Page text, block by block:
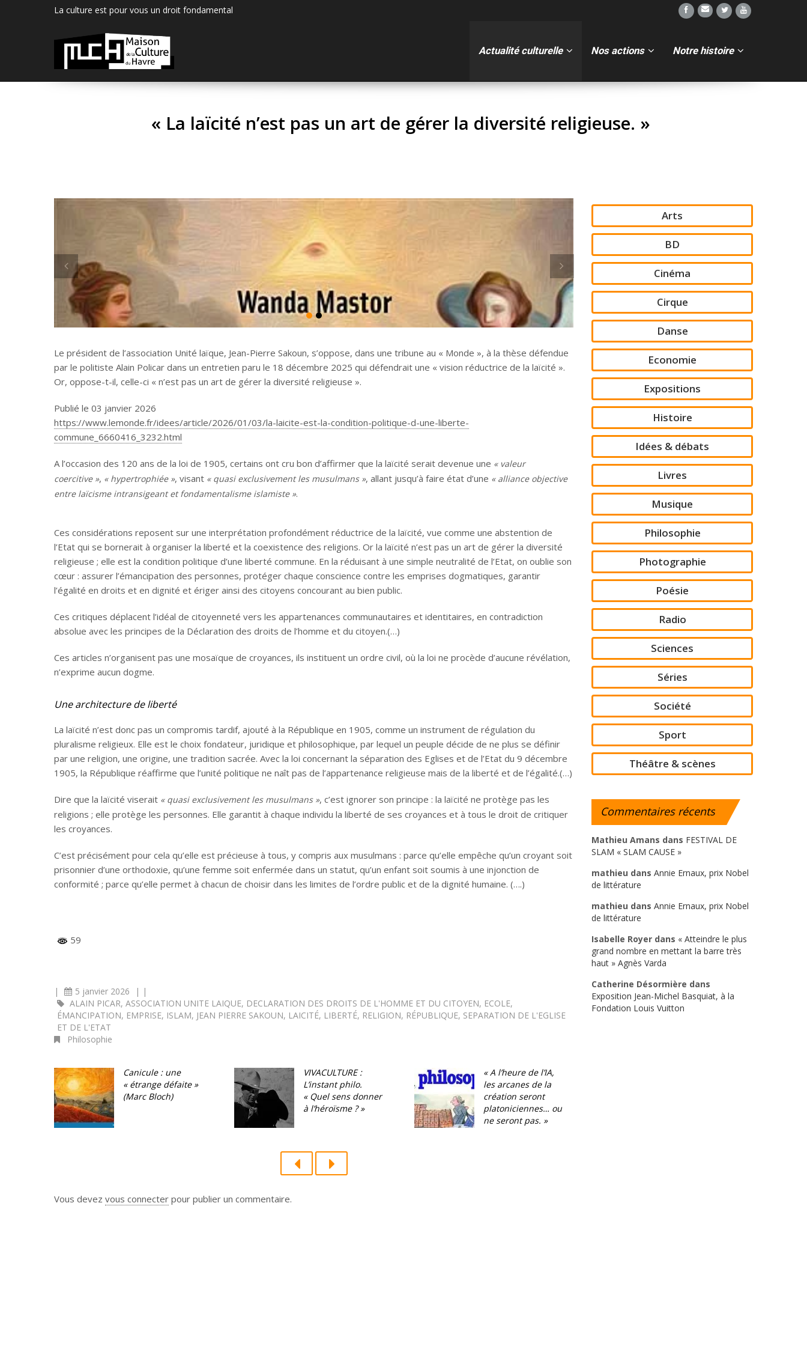
La culture est pour vous un droit fondamental
Actualité culturelle Nos actions Notre histoire
« La laïcité n’est pas un art de gérer la diversité religieuse. »
Le président de l’association Unité laïque, Jean-Pierre Sakoun, s’oppose, dans une tribune au « Monde », à la thèse défendue
par le politiste Alain Policar dans un entretien paru le 18 décembre 2025 qui défendrait une « vision réductrice de la laïcité ».
Or, oppose-t-il, celle-ci « n’est pas un art de gérer la diversité religieuse ».
Publié le 03 janvier 2026
https://www.lemonde.fr/idees/article/2026/01/03/la-laicite-est-la-condition-politique-d-une-liberte-
commune_6660416_3232.html
Al’occasion des 120 ans de la loi de 1905, certains ont cru bon d’affirmer que la laïcité serait devenue une « valeur
coercitive », « hypertrophiée », visant « quasi exclusivement les musulmans », allant jusqu’à faire état d’une « alliance objective
entre laïcisme intransigeant et fondamentalisme islamiste ».
Ces considérations reposent sur une interprétation profondément réductrice de la laïcité, vue comme une abstention de
l’Etat qui se bornerait à organiser la liberté et la coexistence des religions. Or la laïcité n’est pas un art de gérer la diversité
religieuse ; elle est la condition politique d’une liberté commune. En la réduisant à une simple neutralité de l’Etat, on oublie son
cœur : assurer l’émancipation des personnes, protéger chaque conscience contre les emprises dogmatiques, garantir
l’égalité en droits et en dignité et ériger ainsi des citoyens concourant au bien public.
Ces critiques déplacent l’idéal de citoyenneté vers les appartenances communautaires et identitaires, en contradiction
absolue avec les principes de la Déclaration des droits de l’homme et du citoyen.(…)
Ces articles n’organisent pas une mosaïque de croyances, ils instituent un ordre civil, où la loi ne procède d’aucune révélation,
n’exprime aucun dogme.
Une architecture de liberté
La laïcité n’est donc pas un compromis tardif, ajouté à la République en 1905, comme un instrument de régulation du
pluralisme religieux. Elle est le choix fondateur, juridique et philosophique, par lequel un peuple décide de ne plus se définir
par une religion, une origine, une tradition sacrée. Avec la loi concernant la séparation des Eglises et de l’Etat du 9 décembre
1905, la République réaffirme que l’unité politique ne naît pas de l’appartenance religieuse mais de la liberté et de l’égalité.(…)
Dire que la laïcité viserait « quasi exclusivement les musulmans », c’est ignorer son principe : la laïcité ne protège pas les
religions ; elle protège les personnes. Elle garantit à chaque individu la liberté de ses croyances et à tous le droit de critiquer
les croyances.
C’est précisément pour cela qu’elle est précieuse à tous, y compris aux musulmans : parce qu’elle empêche qu’un croyant soit
prisonnier d’une orthodoxie, qu’une femme soit enfermée dans un statut, qu’un enfant soit soumis à une injonction de
conformité ; parce qu’elle permet à chacun de choisir dans les limites de l’ordre public et de la dignité humaine. (….)
59
| 5 janvier 2026 | |
ALAIN PICAR, ASSOCIATION UNITE LAIQUE, DECLARATION DES DROITS DE L'HOMME ET DU CITOYEN, ECOLE,
ÉMANCIPATION, EMPRISE, ISLAM, JEAN PIERRE SAKOUN, LAICITÉ, LIBERTÉ, RELIGION, RÉPUBLIQUE, SEPARATION DE L'EGLISE
ET DE L'ETAT
Philosophie
Canicule : une
« étrange défaite »
(Marc Bloch)
VIVACULTURE :
L’instant philo.
« Quel sens donner
à l’héroïsme ? »
« A l’heure de l’IA,
les arcanes de la
création seront
platoniciennes… ou
ne seront pas. »
Vous devez vous connecter pour publier un commentaire.
Arts
BD
Cinéma
Cirque
Danse
Economie
Expositions
Histoire
Idées & débats
Livres
Musique
Philosophie
Photographie
Poésie
Radio
Sciences
Séries
Société
Sport
Théâtre & scènes
Commentairesrécents
Mathieu Amans dans FESTIVAL DE
SLAM « SLAM CAUSE »
mathieu dansAnnie Ernaux, prix Nobel
de littérature
mathieu dansAnnie Ernaux, prix Nobel
de littérature
Isabelle Royer dans « Atteindre le plus
grand nombre en mettant la barre très
haut » Agnès Varda
Catherine Désormière dans
Exposition Jean-Michel Basquiat, à la
Fondation Louis Vuitton